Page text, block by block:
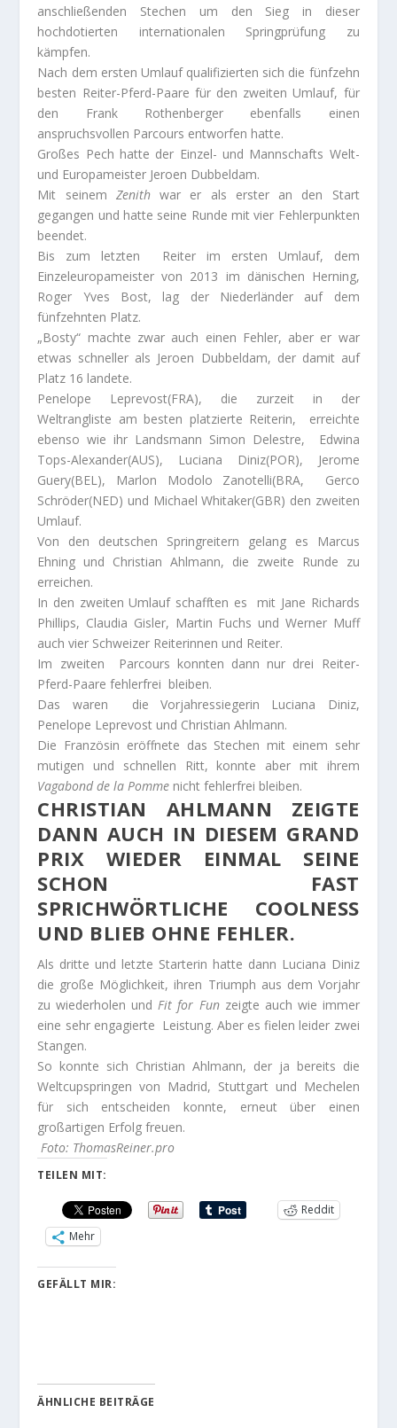
anschließenden Stechen um den Sieg in dieser
hochdotierten internationalen Springprüfung zu
kämpfen.
Nach dem ersten Umlauf qualifizierten sich die fünfzehn
besten Reiter-Pferd-Paare für den zweiten Umlauf, für
den Frank Rothenberger ebenfalls einen
anspruchsvollen Parcours entworfen hatte.
Großes Pech hatte der Einzel- und Mannschafts Welt-
und Europameister Jeroen Dubbeldam.
Mit seinem Zenithwar er als erster an den Start
gegangen und hatte seine Runde mit vier Fehlerpunkten
beendet.
Bis zum letzten Reiter im ersten Umlauf, dem
Einzeleuropameister von 2013 im dänischen Herning,
Roger Yves Bost, lag der Niederländer auf dem
fünfzehnten Platz.
„Bosty“ machte zwar auch einen Fehler, aber er war
etwas schneller als Jeroen Dubbeldam, der damit auf
Platz 16 landete.
Penelope Leprevost(FRA), die zurzeit in der
Weltrangliste am besten platzierte Reiterin, erreichte
ebenso wie ihr Landsmann Simon Delestre, Edwina
Tops-Alexander(AUS), Luciana Diniz(POR), Jerome
Guery(BEL), Marlon Modolo Zanotelli(BRA, Gerco
Schröder(NED) und Michael Whitaker(GBR) den zweiten
Umlauf.
Von den deutschen Springreitern gelang es Marcus
Ehning und Christian Ahlmann, die zweite Runde zu
erreichen.
In den zweiten Umlauf schafften es mit Jane Richards
Phillips, Claudia Gisler, Martin Fuchs und Werner Muff
auch vier Schweizer Reiterinnen und Reiter.
Im zweiten Parcours konnten dann nur drei Reiter-
Pferd-Paare fehlerfrei bleiben.
Das waren die Vorjahressiegerin Luciana Diniz,
Penelope Leprevost und Christian Ahlmann.
Die Französin eröffnete das Stechen mit einem sehr
mutigen und schnellen Ritt, konnte aber mit ihrem
Vagabond de la Pomme nicht fehlerfrei bleiben.
CHRISTIAN AHLMANN ZEIGTE
DANN AUCH IN DIESEM GRAND
PRIX WIEDER EINMAL SEINE
SCHON FAST
SPRICHWÖRTLICHE COOLNESS
UND BLIEB OHNE FEHLER.
Als dritte und letzte Starterin hatte dann Luciana Diniz
die große Möglichkeit, ihren Triumph aus dem Vorjahr
zu wiederholen und Fit for Fun zeigte auch wie immer
eine sehr engagierte Leistung. Aber es fielen leider zwei
Stangen.
So konnte sich Christian Ahlmann, der ja bereits die
Weltcupspringen von Madrid, Stuttgart und Mechelen
für sich entscheiden konnte, erneut über einen
großartigen Erfolg freuen.
Foto: ThomasReiner.pro
TEILEN MIT:
Reddit
Mehr
GEFÄLLT MIR:
ÄHNLICHE BEITRÄGE